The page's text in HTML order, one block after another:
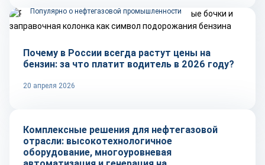
Популярно о нефтегазовой промышленности
Почему в России всегда растут цены на
бензин: за что платит водитель в 2026 году?
20 апреля 2026
Рынок
Комплексные решения для нефтегазовой
отрасли: высокотехнологичное
оборудование, многоуровневая